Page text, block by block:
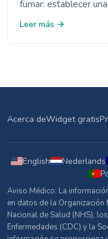
fumar: establecer
desencadenantes.
Leer más →
Acerca deWidget gratis
English Nederlands
Aviso Médico: La
en datos de la Organización
Nacional de Salud (NHS),
Enfermedades (CDC) y la